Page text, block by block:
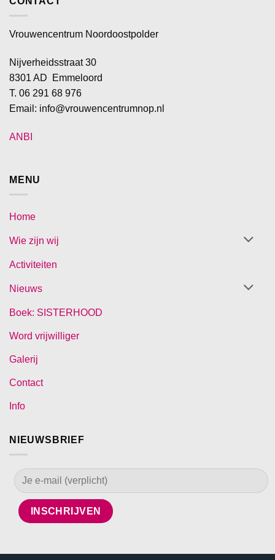
Vrouwencentrum Noordoostpolder
Nijverheidsstraat 30
8301 AD Emmeloord
T. 06 291 68 976
Email: info@vrouwencentrumnop.nl
ANBI
MENU
Home
Wie zijn wij
Activiteiten
Nieuws
Boek: SISTERHOOD
Word vrijwilliger
Galerij
Contact
Info
NIEUWSBRIEF